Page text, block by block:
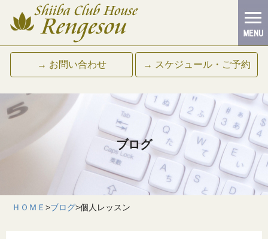
→ お問い合わせ → スケジュール・ご予約
ブログ
ＨＯＭＥ >ブログ>個人レッスン